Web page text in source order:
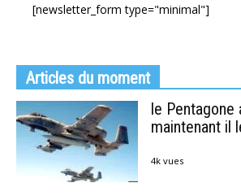
[newsletter_form type="minimal"]
Articles du moment
le Pentagone
maintenant il
4k vues